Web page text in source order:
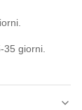
35 giorni.